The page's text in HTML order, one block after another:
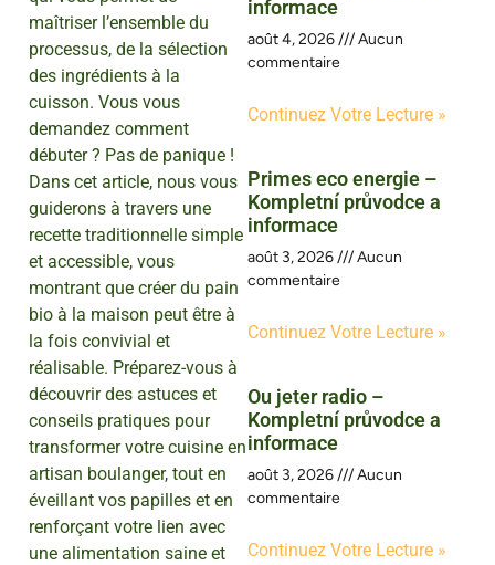
maîtriser l’ensemble du
processus, de la sélection
des ingrédients à la
cuisson. Vous vous
demandez comment
débuter ? Pas de panique !
Dans cet article, nous vous
guiderons à travers une
recette traditionnelle simple
et accessible, vous
montrant que créer du pain
bio à la maison peut être à
la fois convivial et
réalisable. Préparez-vous à
découvrir des astuces et
conseils pratiques pour
transformer votre cuisine en
artisan boulanger, tout en
éveillant vos papilles et en
renforçant votre lien avec
une alimentation saine et
informace
août 4, 2026
Aucun
commentaire
Continuez Votre Lecture »
Primes eco energie –
Kompletní průvodce a
informace
août 3, 2026
Aucun
commentaire
Continuez Votre Lecture »
Ou jeter radio –
Kompletní průvodce a
informace
août 3, 2026
Aucun
commentaire
Continuez Votre Lecture »